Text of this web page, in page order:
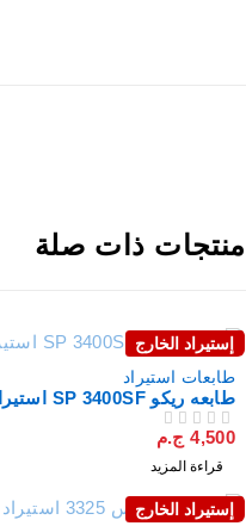
ذات صلة
إستيراد الخارج
طابعات استيراد
طابعه ريكو SP 3400SF استيراد اسود 4*1
4,500 ج.م
قراءة المزيد
إستيراد الخارج